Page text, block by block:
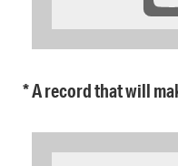
* A record that will